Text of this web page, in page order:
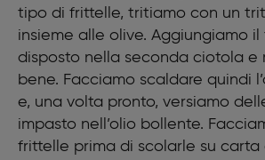
tipo di frittelle, tritiamo con un
insieme alle olive. Aggiungiamo il
disposto nella seconda ciotola e
bene. Facciamo scaldare quindi
e, una volta pronto, versiamo
impasto nell’olio bollente.
frittelle prima di scolarle su carta